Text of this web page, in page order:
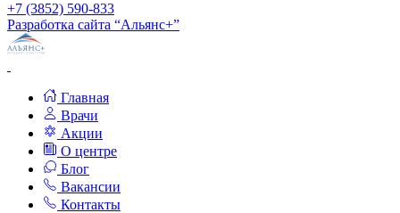
+7 (3852) 590-833
Разработка сайта “Альянс+”
Главная
Врачи
Акции
О центре
Блог
Вакансии
Контакты